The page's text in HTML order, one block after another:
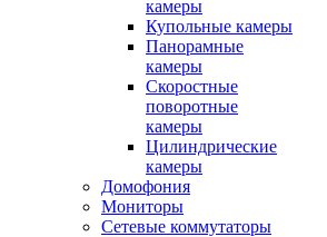
камеры
Купольные камеры
Панорамные
камеры
Скоростные
поворотные
камеры
Цилиндрические
камеры
Домофония
Мониторы
Сетевые коммутаторы